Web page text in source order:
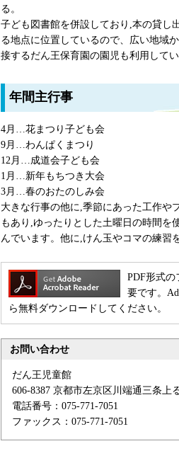
る。
子ども図書館を併設しており,本の貸し
る地点に位置しているので、広い地域
接するだん王保育園の園児も利用してい
年間主行事
4月…花まつり子ども会
9月…わんぱくまつり
12月…成道会子ども会
1月…新年もちつき大会
3月…春のおたのしみ会
大きな行事の他に,季節にあった工作や
もあり,ゆったりとした土曜日の時間を
んでいます。他に,けん玉やコマの練習
PDF形式の
要です。
ら無料ダウンロードしてください。
お問い合わせ
だん王児童館
606-8387 京都市左京区川端通三条上
電話番号：075-771-7051
ファックス：075-771-7051